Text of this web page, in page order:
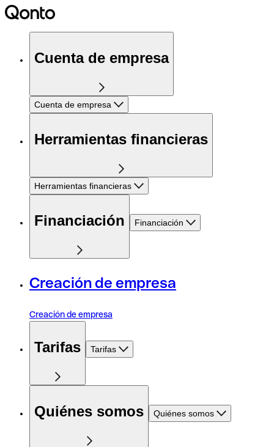
Cuenta de empresa
Cuenta de empresa
Herramientas financieras
Herramientas financieras
Financiación Financiación
Creación de empresa
Creación de empresa
Tarifas Tarifas
Quiénes somos Quiénes somos